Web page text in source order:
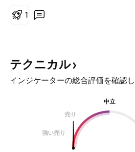
り玉はぼぼ出切ったように見えま
1
テクニカル
インジケーターの総合評価を確認し
中立
売り
強い売り